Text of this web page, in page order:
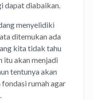
dapat diabaikan.
menyelidiki
ditemukan ada
kita tidak tahu
itu akan menjadi
tentunya akan
rumah agar